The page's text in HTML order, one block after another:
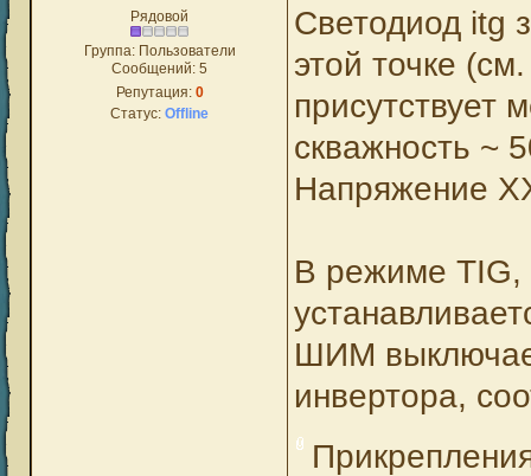
Рядовой
Группа: Пользователи
Сообщений: 5
Репутация: 0
Статус: Offline
Светодиод itg
этой точке
присутствует
скважность ~
Напряжение
В режиме TIG,
ШИМ
инвертора,